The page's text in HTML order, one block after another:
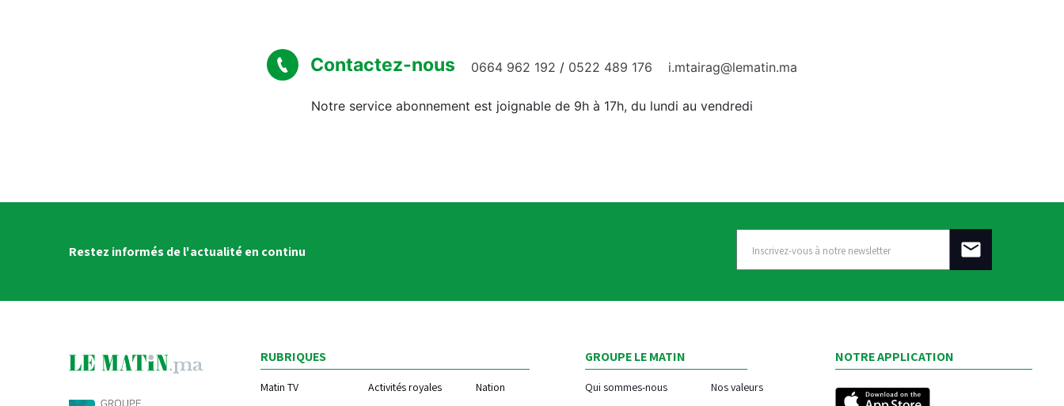
Contactez-nous 0664 962 192 / 0522 489 176 i.mtairag@lematin.ma
Notre service abonnement est joignable de 9h à 17h, du lundi au vendredi
Restez informés de l'actualité en continu
RUBRIQUES
Matin TV Activités royales
Nation
GROUPE LE MATIN
Qui sommes-nous Nos valeurs
NOTRE APPLICATION